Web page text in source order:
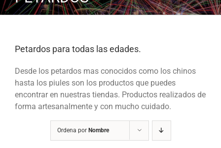
Petardos para todas las edades.
Desde los petardos mas conocidos como los chinos
hasta los piules son los productos que puedes
encontrar en nuestras tiendas. Productos realizados de
forma artesanalmente y con mucho cuidado.
Ordena por Nombre